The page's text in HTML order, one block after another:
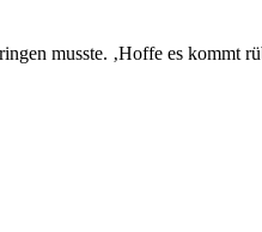
musste. ‚Hoffe es kommt